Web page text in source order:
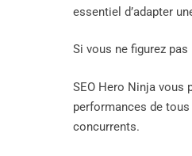
essentiel d’adapter
Si vous ne figurez
SEO Hero Ninja vous
performances de
concurrents.